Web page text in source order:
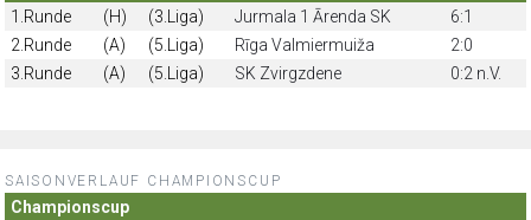
1.Runde
(H) (3.Liga) Jurmala 1 Ārenda SK
6:1
2.Runde
(A) (5.Liga) Rīga Valmiermuiža
2:0
3.Runde
(A) (5.Liga) SK Zvirgzdene 0:2 n.V.
SAISONVERLAUF CHAMPIONSCUP
Championscup